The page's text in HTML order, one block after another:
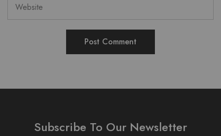
Subscribe To Our Newsletter